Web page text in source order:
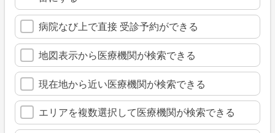
病院なび上で直接 受診予約ができる
地図表示から医療機関が検索できる
現在地から近い医療機関が検索できる
エリアを複数選択して医療機関が検索できる